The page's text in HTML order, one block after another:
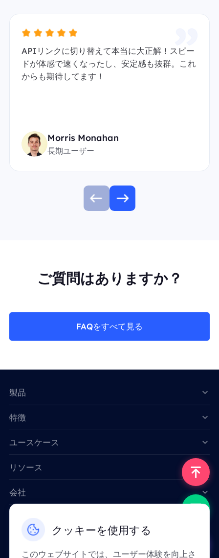
APIリンクに切り替えて本当に大正解！スピー
ドが体感で速くなったし、安定感も抜群。これ
からも期待してます！
Morris Monahan
長期ユーザー
ご質問はありますか？
FAQをすべて見る
クッキーを使用する
このウェブサイトでは、ユーザー体験を向上さ
製品
特徴
ユースケース
リソース
会社
Email: support@smartproxy.org